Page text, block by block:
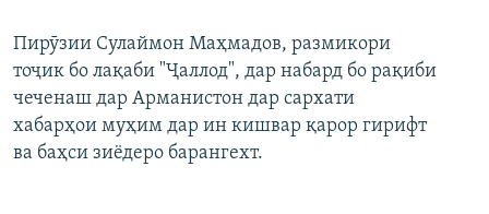
Auto 240p 360p 480p
720p 1080p
360p
480p
Пирӯзии Сулаймон Маҳмадов, размикори
тоҷик бо лақаби "Ҷаллод", дар набард бо рақиби
чеченаш дар Арманистон дар сархати
хабарҳои муҳим дар ин кишвар қарор гирифт
ва баҳси зиёдеро барангехт.